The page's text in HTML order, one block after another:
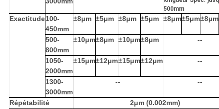
500mm
Exactitude100-
450mm
±8μm ±5μm ±8μm ±5μm ±8μm±5μm±8μm
500-
800mm
±10μm±8μm ±10μm±8μm --
1050-
2000mm
±15μm±12μm±15μm±12μm --
1300-
3000mm
-- --
Répétabilité
2μm (0.002mm)